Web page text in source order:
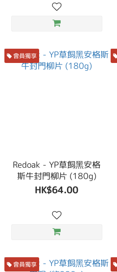
會員獨享
Redoak - YP草飼黑安格
斯牛封門柳片 (180g)
HK$64.00
會員獨享